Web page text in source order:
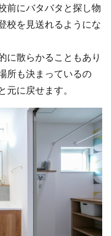
前にバタバタと探し物
校を見送れるようにな
に散らかることもあり
所も決まっているの
に戻せます。